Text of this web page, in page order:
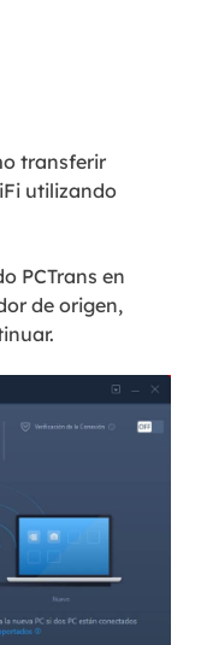
transferir
utilizando
PCTrans en
de origen,